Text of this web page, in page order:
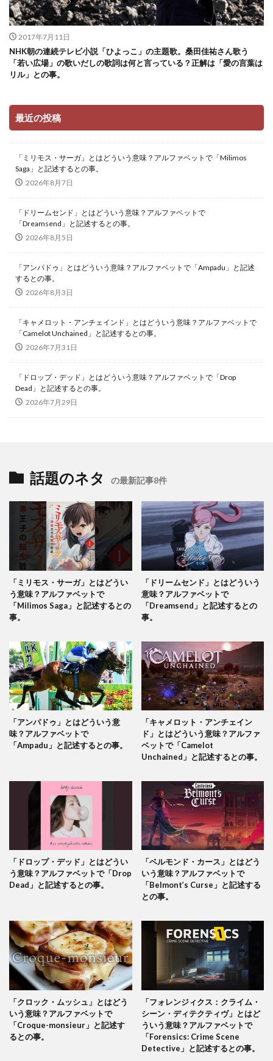
2017年7月11日
NHK朝の連続テレビ小説「ひよっこ」の主題歌。桑田佳祐さん歌う
「若い広場」の歌いだしの歌詞は何と言っている？正解は「愛の言葉は
リル」との事。
最近の投稿
「ミリモス・サーガ」とはどういう意味？アルファベットで「Milimos
Saga」と記述するとの事。
2026年8月7日
「ドリームセンド」とはどういう意味？アルファベットで
「Dreamsend」と記述するとの事。
2026年8月5日
「アンパドゥ」とはどういう意味？アルファベットで「Ampadu」と記述
するとの事。
2026年8月3日
「キャメロット・アンチェインド」とはどういう意味？アルファベットで
「Camelot Unchained」と記述するとの事。
2026年7月31日
「ドロップ・デッド」とはどういう意味？アルファベットで「Drop
Dead」と記述するとの事。
2026年7月29日
話題のネタ の最新記事8件
「ミリモス・サーガ」とはどうい
う意味？アルファベットで
「Milimos Saga」と記述するとの
事。
「ドリームセンド」とはどういう
意味？アルファベットで
「Dreamsend」と記述するとの
事。
「アンパドゥ」とはどういう意
味？アルファベットで
「Ampadu」と記述するとの事。
「キャメロット・アンチェイン
ド」とはどういう意味？アルファ
ベットで「Camelot
Unchained」と記述するとの事。
「ドロップ・デッド」とはどうい
う意味？アルファベットで「Drop
Dead」と記述するとの事。
「ベルモンド・カース」とはどう
いう意味？アルファベットで
「Belmont’s Curse」と記述する
との事。
「クロック・ムッシュ」とはどう
いう意味？アルファベットで
「Croque-monsieur」と記述す
るとの事。
「フォレンジィクス：クライム・
シーン・ディテクティヴ」とはど
ういう意味？アルファベットで
「Forensics: Crime Scene
Detective」と記述するとの事。